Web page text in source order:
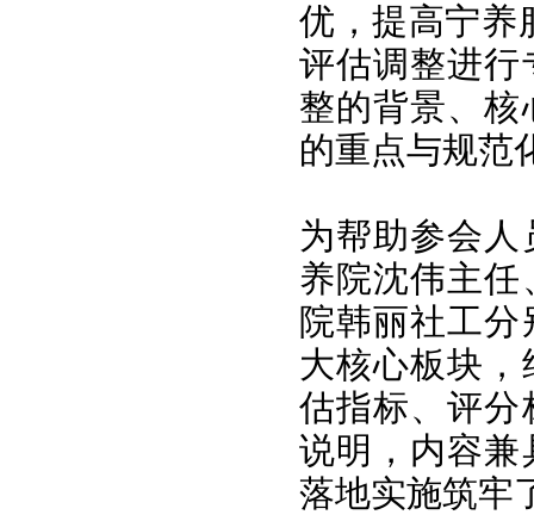
优，提高宁养
评估调整进行
整的背景、
的重点与规范
为帮助参会
养院沈伟主
院韩丽社工
大核心板块
估指标、评分
说明，内容兼
落地实施筑牢